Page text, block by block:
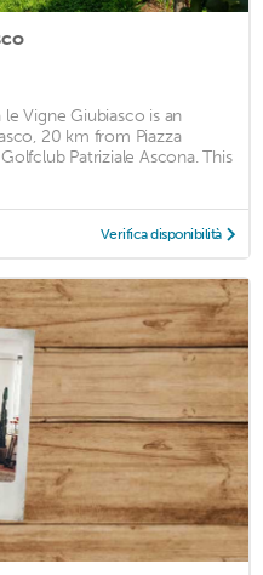
Vigne Giubiasco is an
20 km from Piazza
Patriziale Ascona. This
Verifica disponibilità